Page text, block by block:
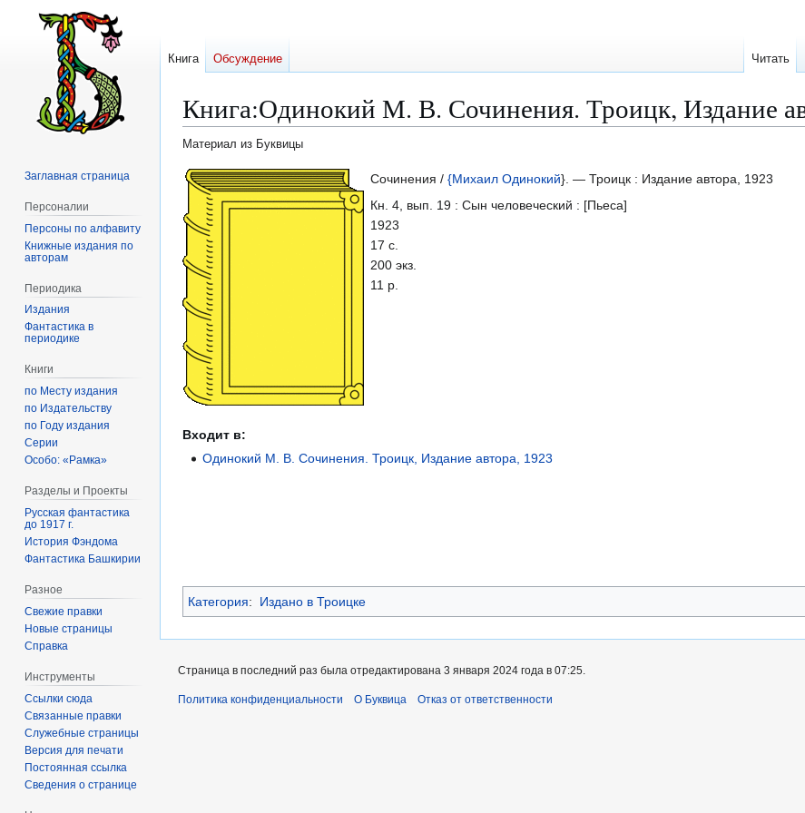
Книга:Одинокий М. В. Сочинения. Троицк, Издание
Материал из Буквицы
Перейти
навигации
Перейти
поиску
Сочинения / {Михаил Одинокий}. — Троицк : Издание автора, 1923
Кн. 4, вып. 19 : Сын человеческий : [Пьеса]
1923
17 с.
200 экз.
11 р.
Входит в:
Одинокий М. В. Сочинения. Троицк, Издание автора, 1923
Категория: Издано в Троицке
Книга Обсуждение Читать
Заглавная страница
Персоналии
Персоны по алфавиту
Книжные издания по
авторам
Периодика
Издания
Фантастика в
периодике
Книги
по Месту издания
по Издательству
по Году издания
Серии
Особо: «Рамка»
Разделы и Проекты
Русская фантастика
до 1917 г.
История Фэндома
Фантастика Башкирии
Разное
Свежие правки
Новые страницы
Справка
Инструменты
Ссылки сюда
Связанные правки
Служебные страницы
Версия для печати
Постоянная ссылка
Сведения о странице
Страница в последний раз была отредактирована 3 января 2024 года в 07:25.
Политика конфиденциальности О Буквица Отказ от ответственности